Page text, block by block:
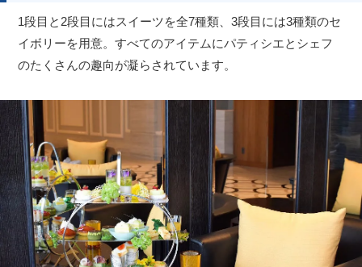
1段目と2段目にはスイーツを全7種類、3段目には3種類のセ
イボリーを用意。すべてのアイテムにパティシエとシェフ
のたくさんの趣向が凝らされています。